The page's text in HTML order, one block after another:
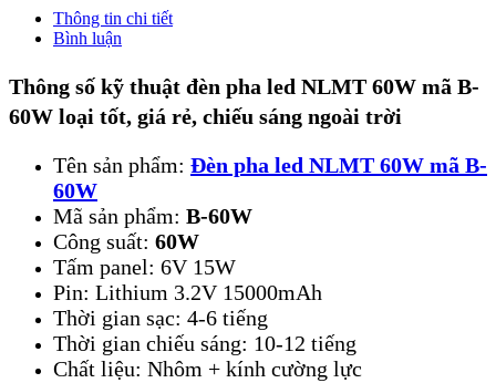
Thông tin chi tiết
Bình luận
Thông số kỹ thuật đèn pha led NLMT 60W mã B-
60W loại tốt, giá rẻ, chiếu sáng ngoài trời
Tên sản phẩm: Đèn pha led NLMT 60W mã B-
60W
Mã sản phẩm: B-60W
Công suất: 60W
Tấm panel: 6V 15W
Pin: Lithium 3.2V 15000mAh
Thời gian sạc: 4-6 tiếng
Thời gian chiếu sáng: 10-12 tiếng
Chất liệu: Nhôm + kính cường lực